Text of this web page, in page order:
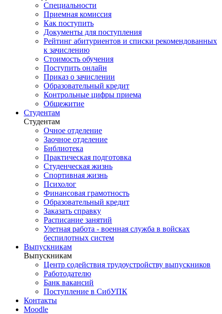
Специальности
Приемная комиссия
Как поступить
Документы для поступления
Рейтинг абитуриентов и списки рекомендованных
к зачислению
Стоимость обучения
Поступить онлайн
Приказ о зачислении
Образовательный кредит
Контрольные цифры приема
Общежитие
Студентам
Студентам
Очное отделение
Заочное отделение
Библиотека
Практическая подготовка
Студенческая жизнь
Спортивная жизнь
Психолог
Финансовая грамотность
Образовательный кредит
Заказать справку
Расписание занятий
Улетная работа - военная служба в войсках
беспилотных систем
Выпускникам
Выпускникам
Центр содействия трудоустройству выпускников
Работодателю
Банк вакансий
Поступление в СибУПК
Контакты
Moodle